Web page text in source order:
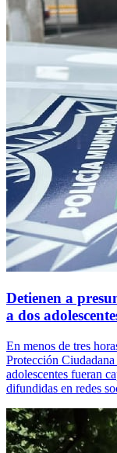
Detienen a
a dos
En menos de tres
Protección
adolescentes fueran
difundidas en redes